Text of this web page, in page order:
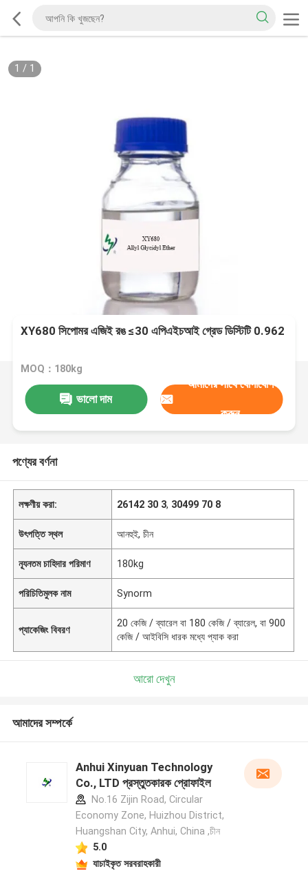
1 / 1
XY680 সিপোমর এজিই রঙ ≤30 এপিএইচআই গ্রেড ডিস্টিটি 0.962
MOQ：180kg
ভালো দাম
আমাদের সাথে যোগাযোগ
করুন
পণ্যের বর্ণনা
লক্ষণীয় করা: 26142 30 3, 30499 70 8
উৎপত্তি স্থল আনহুই, চীন
ন্যূনতম চাহিদার পরিমাণ 180kg
পরিচিতিমুলক নাম Synorm
প্যাকেজিং বিবরণ
20 কেজি / ব্যারেল বা 180 কেজি / ব্যারেল, বা 900
কেজি / আইবিসি ধারক মধ্যে প্যাক করা
আরো দেখুন
আমাদের সম্পর্কে
Anhui Xinyuan Technology
Co., LTD প্রস্তুতকারক প্রোফাইল
No.16 Zijin Road, Circular
Economy Zone, Huizhou District,
Huangshan City, Anhui, China ,চীন
5.0
যাচাইকৃত সরবরাহকারী